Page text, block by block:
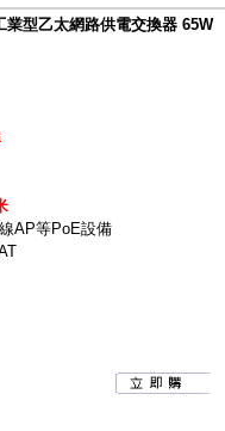
型乙太網路供電交換器 65W
AP等PoE設備